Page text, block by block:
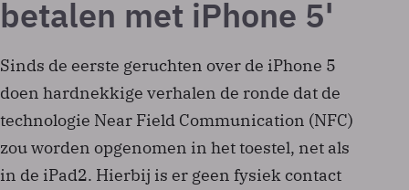
betalen met iPhone 5'
Sinds de eerste geruchten over de iPhone 5
doen hardnekkige verhalen de ronde dat de
technologie Near Field Communication (NFC)
zou worden opgenomen in het toestel, net als
in de iPad2. Hierbij is er geen fysiek contact